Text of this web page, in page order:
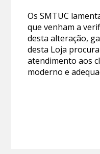
Os SMTUC
que venham a
desta alteração,
desta Loja
atendimento aos
moderno e